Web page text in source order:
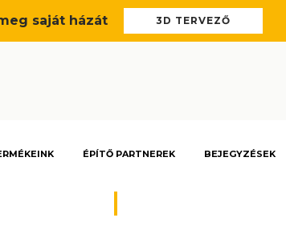
saját házát 3D TERVEZŐ
ÉPÍTŐ PARTNEREK BEJEGYZÉSEK